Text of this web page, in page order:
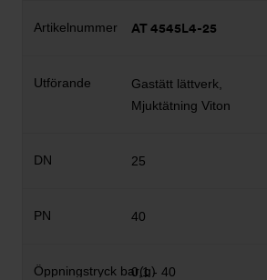
AT 4545L4-25
Gastätt lättverk,
Mjuktätning Viton
25
40
0,1 - 40